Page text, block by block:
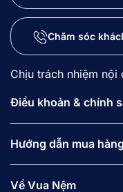
Chăm sóc
Chịu trách nhiệm nội
Điều khoản & chính
Hướng dẫn mua hàng
Về Vua Nệm